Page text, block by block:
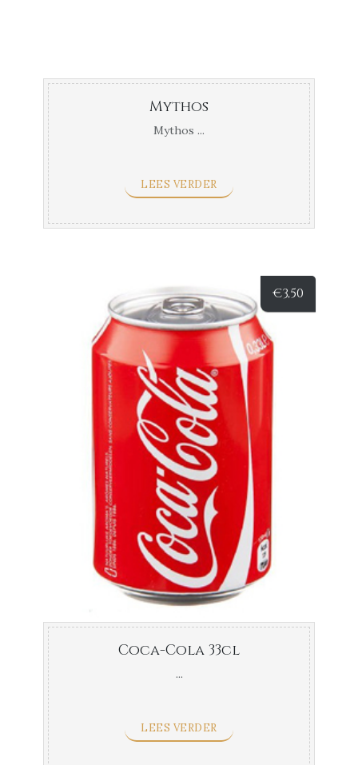
Mythos
Mythos ...
LEES VERDER
€3,50
Coca-Cola 33cl
...
LEES VERDER